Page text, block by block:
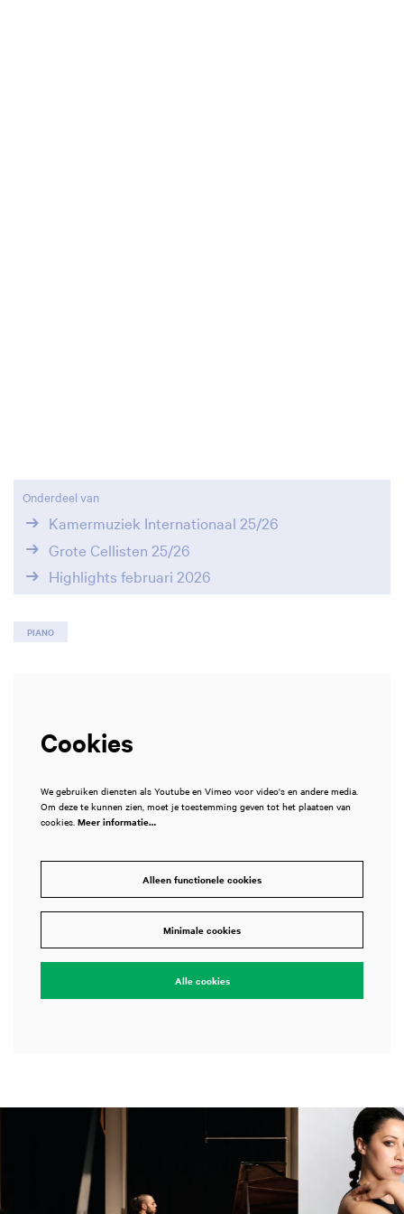
Onderdeel van
Kamermuziek Internationaal 25/26
Grote Cellisten 25/26
Highlights februari 2026
PIANO
Cookies
We gebruiken diensten als Youtube en Vimeo voor video's en andere media.
Om deze te kunnen zien, moet je toestemming geven tot het plaatsen van
cookies. Meer informatie…
Alleen functionele cookies
Minimale cookies
Alle cookies